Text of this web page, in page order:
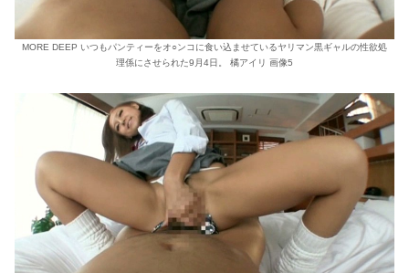
MORE DEEP いつもパンティーをオ○ンコに食い込ませているヤリマン黒ギャルの性欲処
理係にさせられた9月4日。 橘アイリ 画像5